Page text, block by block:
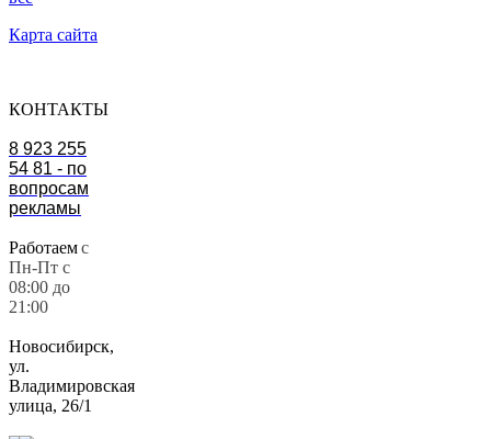
Карта сайта
КОНТАКТЫ
8 923 255
54 81 - по
вопросам
рекламы
Работаемс
Пн-Пт с
08:00 до
21:00
Новосибирск,
ул.
Владимировская
улица, 26/1